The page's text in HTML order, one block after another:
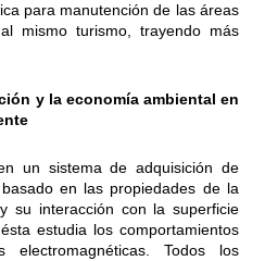
para manutención de las áreas
mismo turismo, trayendo más
y la economía ambiental en
un sistema de adquisición de
en las propiedades de la
su interacción con la superficie
estudia los comportamientos
Todos los